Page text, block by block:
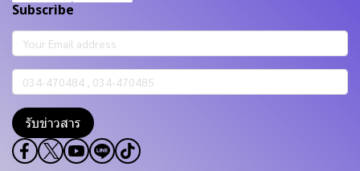
Subscribe
รับข่าวสาร